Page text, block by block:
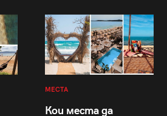
МЕСТА
Кои места да